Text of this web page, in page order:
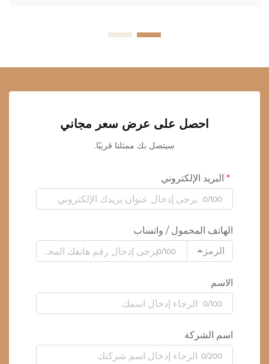
احصل على عرض سعر مجاني
سيتصل بك ممثلنا قريبًا.
البريد الإلكتروني
0/100
الهاتف المحمول / واتساب
الرمز
0/100
الاسم
0/100
اسم الشركة
0/200